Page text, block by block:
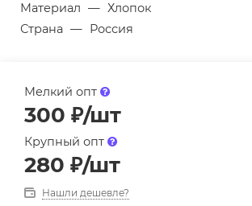
Материал — Хлопок
Страна — Россия
Мелкий опт
300 ₽/шт
Крупный опт
280 ₽/шт
Нашли дешевле?